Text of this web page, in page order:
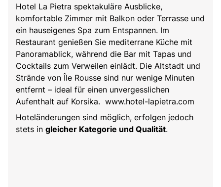
Hotel La Pietra spektakuläre Ausblicke,
komfortable Zimmer mit Balkon oder Terrasse und
ein hauseigenes Spa zum Entspannen. Im
Restaurant genießen Sie mediterrane Küche mit
Panoramablick, während die Bar mit Tapas und
Cocktails zum Verweilen einlädt. Die Altstadt und
Strände von Île Rousse sind nur wenige Minuten
entfernt – ideal für einen unvergesslichen
Aufenthalt auf Korsika. www.hotel-lapietra.com
Hoteländerungen sind möglich, erfolgen jedoch
stets in gleicher Kategorie und Qualität.